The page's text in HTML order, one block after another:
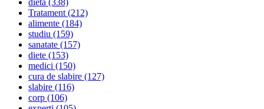
dieta (338)
Tratament(212)
alimente (184)
studiu (159)
sanatate (157)
diete (153)
medici (150)
cura de slabire (127)
slabire (116)
corp (106)